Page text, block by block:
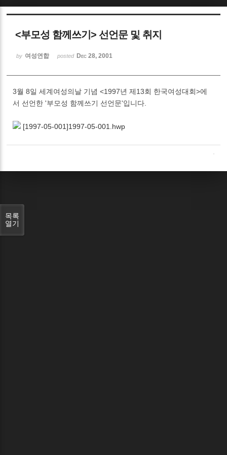
<부모성 함께쓰기> 선언문 및 취지
by 여성연합 posted Dec 28, 2001
3월 8일 세계여성의날 기념 <1997년 제13회 한국여성대회>에
서 선언한 '부모성 함께쓰기 선언문'입니다.
[1997-05-001]1997-05-001.hwp
목록
열기
Sketchbook5, 스케치북5
Sketchbook5, 스케치북5